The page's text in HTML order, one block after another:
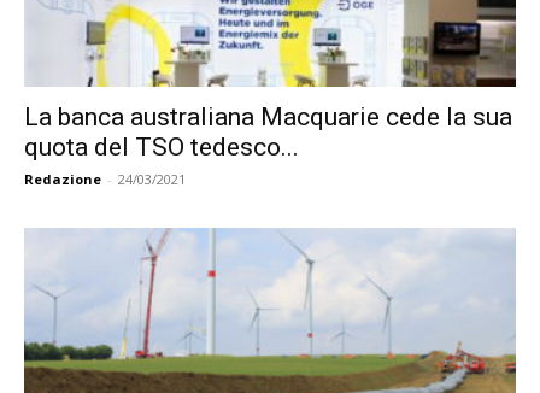
La banca australiana Macquarie cede la sua
quota del TSO tedesco...
Redazione - 24/03/2021